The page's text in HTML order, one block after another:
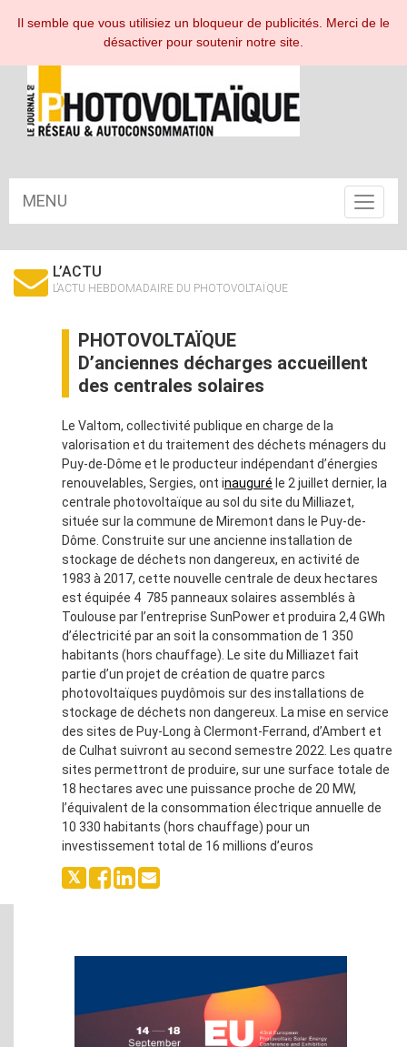
ESPACE ABONNÉ
MENU
Toggle
L’ACTU
L’ACTU HEBDOMADAIRE DU PHOTOVOLTAÏQUE
PHOTOVOLTAÏQUE
D’anciennes décharges accueillent
des centrales solaires
Le Valtom, collectivité publique en charge de la
valorisation et du traitement des déchets ménagers du
Puy-de-Dôme et le producteur indépendant d’énergies
renouvelables, Sergies, ont inauguré le 2 juillet dernier, la
centrale photovoltaïque au sol du site du Milliazet,
située sur la commune de Miremont dans le Puy-de-
Dôme. Construite sur une ancienne installation de
stockage de déchets non dangereux, en activité de
1983 à 2017, cette nouvelle centrale de deux hectares
est équipée 4 785 panneaux solaires assemblés à
Toulouse par l’entreprise SunPower et produira 2,4 GWh
d’électricité par an soit la consommation de 1 350
habitants (hors chauffage). Le site du Milliazet fait
partie d’un projet de création de quatre parcs
photovoltaïques puydômois sur des installations de
stockage de déchets non dangereux. La mise en service
des sites de Puy-Long à Clermont-Ferrand, d’Ambert et
de Culhat suivront au second semestre 2022. Les quatre
sites permettront de produire, sur une surface totale de
18 hectares avec une puissance proche de 20 MW,
l’équivalent de la consommation électrique annuelle de
10 330 habitants (hors chauffage) pour un
investissement total de 16 millions d’euros
Il semble que vous utilisiez un bloqueur de publicités. Merci de le
désactiver pour soutenir notre site.